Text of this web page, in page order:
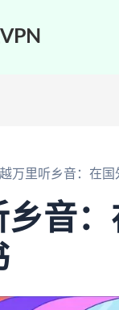
万里听乡音：在
音